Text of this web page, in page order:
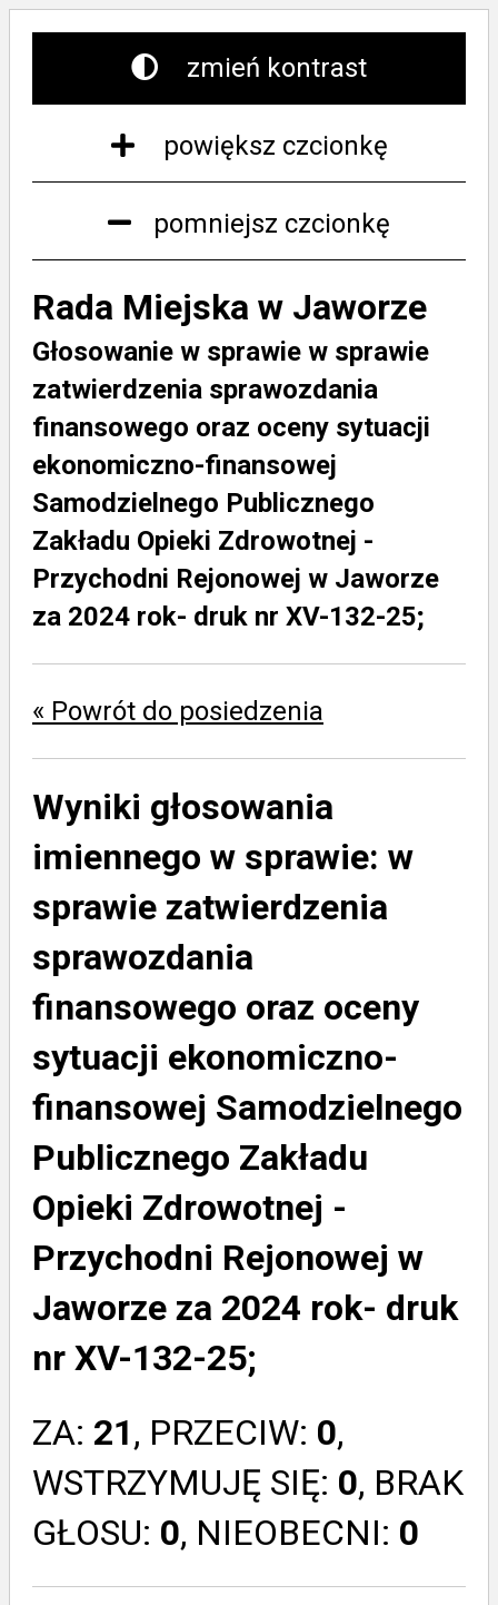
zmień kontrast
powiększ czcionkę
pomniejsz czcionkę
Rada Miejska w Jaworze
Głosowanie w sprawie w sprawie
zatwierdzenia sprawozdania
finansowego oraz oceny sytuacji
ekonomiczno-finansowej
Samodzielnego Publicznego
Zakładu Opieki Zdrowotnej -
Przychodni Rejonowej w Jaworze
za 2024 rok- druk nr XV-132-25;
« Powrót do posiedzenia
Wyniki głosowania
imiennego w sprawie: w
sprawie zatwierdzenia
sprawozdania
finansowego oraz oceny
sytuacji ekonomiczno-
finansowej Samodzielnego
Publicznego Zakładu
Opieki Zdrowotnej -
Przychodni Rejonowej w
Jaworze za 2024 rok- druk
nr XV-132-25;
ZA: 21, PRZECIW: 0,
WSTRZYMUJĘ SIĘ: 0, BRAK
GŁOSU: 0, NIEOBECNI: 0